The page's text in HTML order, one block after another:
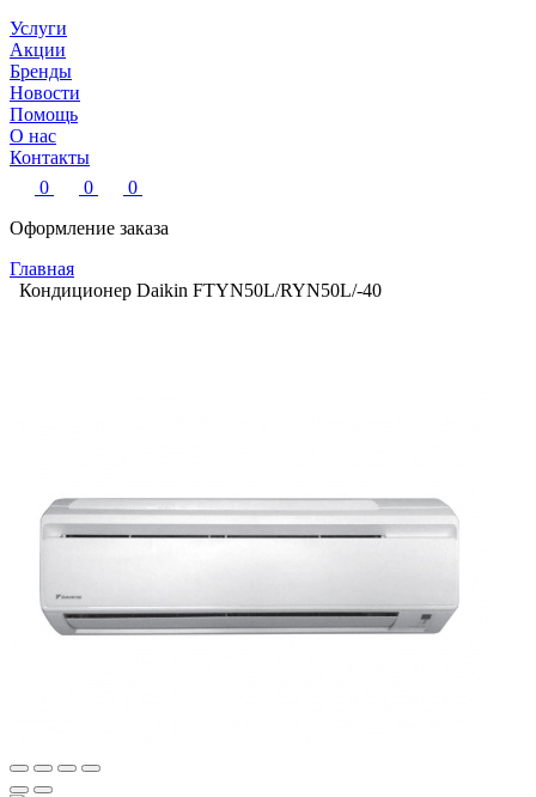
Услуги
Акции
Бренды
Новости
Помощь
О нас
Контакты
0
0
0
Оформление заказа
Главная
Кондиционер Daikin FTYN50L/RYN50L/-40